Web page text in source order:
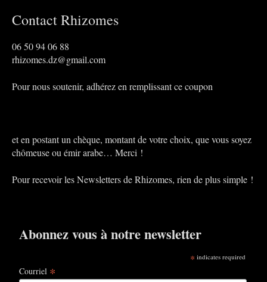
Contact Rhizomes
06 50 94 06 88
rhizomes.dz@gmail.com
Pour nous soutenir, adhérez en remplissant ce coupon
et en postant un chèque, montant de votre choix, que vous soyez
chômeuse ou émir arabe… Merci !
Pour recevoir les Newsletters de Rhizomes, rien de plus simple !
Abonnez vous à notre newsletter
* indicates required
Courriel *